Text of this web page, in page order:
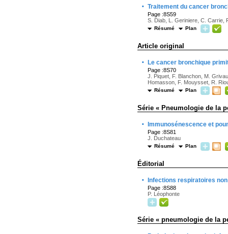
· Traitement du cancer
Page :8S59
S. Diab, L. Geriniere, C. Carrie,
Résumé Plan
Article original
· Le cancer bronchique
Page :8S70
J. Piquet, F. Blanchon, M.
Homasson, F. Mouysset, R.
Résumé Plan
Série « Pneumologie de la
· Immunosénescence et
Page :8S81
J. Duchateau
Résumé Plan
Éditorial
· Infections respiratoires
Page :8S88
P. Léophonte
Série « pneumologie de la